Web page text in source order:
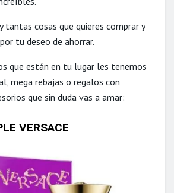
tantas cosas que quieres comprar y
tu deseo de ahorrar.
que están en tu lugar les tenemos
mega rebajas o regalos con
que sin duda vas a amar:
VERSACE